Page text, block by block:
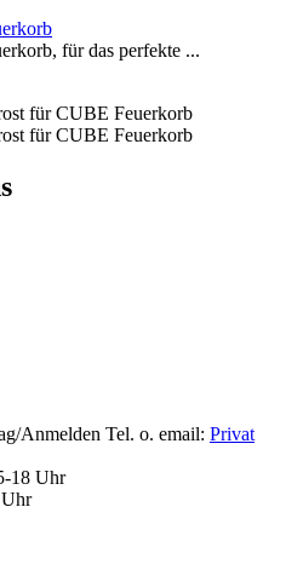
für das perfekte ...
Anmelden Tel. o. email: Privat
18 Uhr